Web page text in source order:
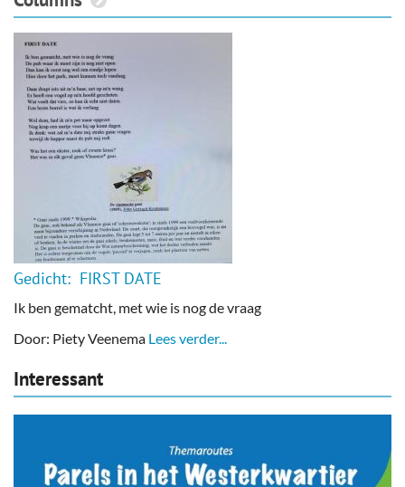
Gedicht: FIRST DATE
Ik ben gematcht, met wie is nog de vraag
Door: Piety Veenema Lees verder...
Interessant